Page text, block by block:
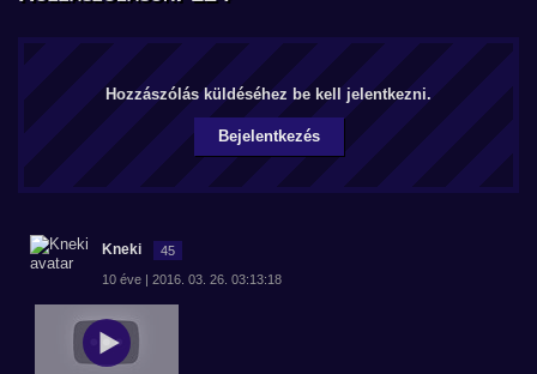
Hozzászólás küldéséhez be kell jelentkezni.
Bejelentkezés
Kneki 45
10 éve | 2016. 03. 26. 03:13:18